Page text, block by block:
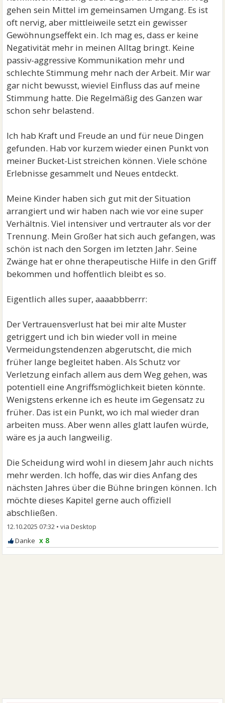
gehen sein Mittel im gemeinsamen Umgang. Es ist
oft nervig, aber mittleiweile setzt ein gewisser
Gewöhnungseffekt ein. Ich mag es, dass er keine
Negativität mehr in meinen Alltag bringt. Keine
passiv-aggressive Kommunikation mehr und
schlechte Stimmung mehr nach der Arbeit. Mir war
gar nicht bewusst, wieviel Einfluss das auf meine
Stimmung hatte. Die Regelmäßig des Ganzen war
schon sehr belastend.
Ich hab Kraft und Freude an und für neue Dingen
gefunden. Hab vor kurzem wieder einen Punkt von
meiner Bucket-List streichen können. Viele schöne
Erlebnisse gesammelt und Neues entdeckt.
Meine Kinder haben sich gut mit der Situation
arrangiert und wir haben nach wie vor eine super
Verhältnis. Viel intensiver und vertrauter als vor der
Trennung. Mein Großer hat sich auch gefangen, was
schön ist nach den Sorgen im letzten Jahr. Seine
Zwänge hat er ohne therapeutische Hilfe in den Griff
bekommen und hoffentlich bleibt es so.
Eigentlich alles super, aaaabbberrr:
Der Vertrauensverlust hat bei mir alte Muster
getriggert und ich bin wieder voll in meine
Vermeidungstendenzen abgerutscht, die mich
früher lange begleitet haben. Als Schutz vor
Verletzung einfach allem aus dem Weg gehen, was
potentiell eine Angriffsmöglichkeit bieten könnte.
Wenigstens erkenne ich es heute im Gegensatz zu
früher. Das ist ein Punkt, wo ich mal wieder dran
arbeiten muss. Aber wenn alles glatt laufen würde,
wäre es ja auch langweilig.
Die Scheidung wird wohl in diesem Jahr auch nichts
mehr werden. Ich hoffe, das wir dies Anfang des
nächsten Jahres über die Bühne bringen können. Ich
möchte dieses Kapitel gerne auch offiziell
abschließen.
12.10.2025 07:32 •
x 8